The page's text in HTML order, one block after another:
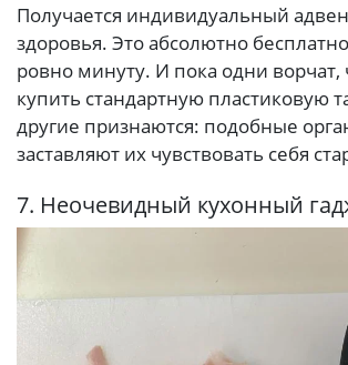
Получается индивидуальный
здоровья. Это абсолютно
ровно минуту. И пока одни
купить стандартную пластиковую
другие признаются: подобные
заставляют их чувствовать себя
7. Неочевидный кухонный